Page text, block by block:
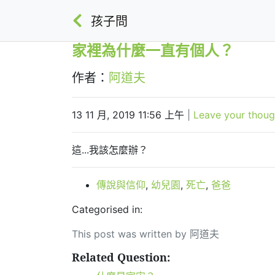
孩子問
家裡為什麼一直有個人？
作者： 阿道夫
13 11 月, 2019 11:56 上午 Leave your
這...我該怎麼辦？
傳說與信仰, 幼兒園, 死亡, 爸爸
Categorised in:
This post was written by 阿道夫
Related Question: